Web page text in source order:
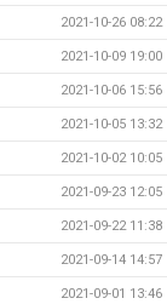
2021-10-26 08:22
2021-10-09 19:00
2021-10-06 15:56
2021-10-05 13:32
2021-10-02 10:05
2021-09-23 12:05
2021-09-22 11:38
2021-09-14 14:57
2021-09-01 13:46